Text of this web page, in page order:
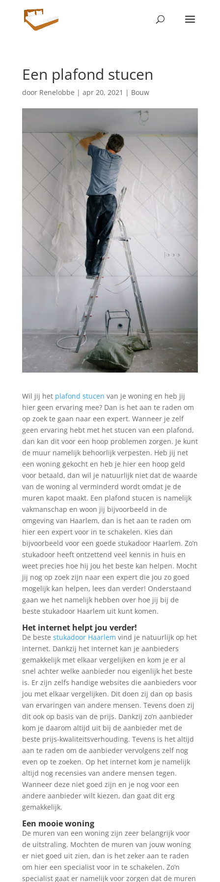
Een plafond stucen
door Renelobbe | apr 20, 2021 | Bouw
Wil jij het plafond stucen van je woning en heb jij
hier geen ervaring mee? Dan is het aan te raden om
op zoek te gaan naar een expert. Wanneer je zelf
geen ervaring hebt met het stucen van een plafond,
dan kan dit voor een hoop problemen zorgen. Je kunt
de muur namelijk behoorlijk verpesten. Heb jij net
een woning gekocht en heb je hier een hoop geld
voor betaald, dan wil je natuurlijk niet dat de waarde
van de woning al verminderd wordt omdat je de
muren kapot maakt. Een plafond stucen is namelijk
vakmanschap en woon jij bijvoorbeeld in de
omgeving van Haarlem, dan is het aan te raden om
hier een expert voor in te schakelen. Kies dan
bijvoorbeeld voor een goede stukadoor Haarlem. Zo’n
stukadoor heeft ontzettend veel kennis in huis en
weet precies hoe hij jou het beste kan helpen. Mocht
jij nog op zoek zijn naar een expert die jou zo goed
mogelijk kan helpen, lees dan verder! Onderstaand
gaan we het namelijk hebben over hoe jij bij de
beste stukadoor Haarlem uit kunt komen.
Het internet helpt jou verder!
De beste stukadoor Haarlem vind je natuurlijk op het
internet. Dankzij het internet kan je aanbieders
gemakkelijk met elkaar vergelijken en kom je er al
snel achter welke aanbieder nou eigenlijk het beste
is. Er zijn zelfs handige websites die aanbieders voor
jou met elkaar vergelijken. Dit doen zij dan op basis
van ervaringen van andere mensen. Tevens doen zij
dit ook op basis van de prijs. Dankzij zo’n aanbieder
kom je daarom altijd uit bij de aanbieder met de
beste prijs-kwaliteitsverhouding. Tevens is het altijd
aan te raden om de aanbieder vervolgens zelf nog
even op te zoeken. Op het internet kom je namelijk
altijd nog recensies van andere mensen tegen.
Wanneer deze niet goed zijn en je nog voor een
andere aanbieder wilt kiezen, dan gaat dit erg
gemakkelijk.
Een mooie woning
De muren van een woning zijn zeer belangrijk voor
de uitstraling. Mochten de muren van jouw woning
er niet goed uit zien, dan is het zeker aan te raden
om hier een specialist voor in te schakelen. Zo’n
specialist gaat er namelijk voor zorgen dat de muren